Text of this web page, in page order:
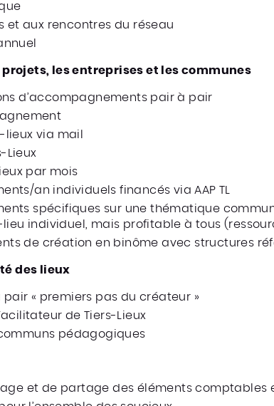
et aux rencontres du réseau
les entreprises et les communes
d’accompagnements pair à pair
lieux via mail
Lieux
par mois
an individuels financés via AAP TL
spécifiques sur une thématique
individuel, mais profitable à tous
de création en binôme avec structures
des lieux
« premiers pas du créateur »
de Tiers-Lieux
pédagogiques
et de partage des éléments comptables